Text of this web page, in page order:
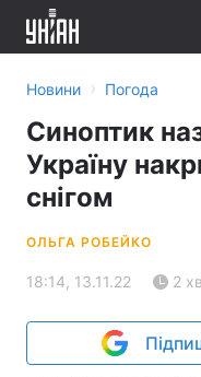
Новини › Погода
Синоптик
Україну
снігом
ОЛЬГА РОБЕЙКО
18:14, 13.11.22 2